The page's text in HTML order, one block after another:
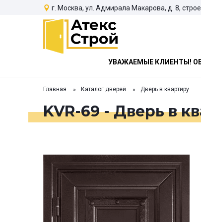
г. Москва, ул. Адмирала Макарова, д. 8,
УВАЖАЕМЫЕ КЛИЕНТЫ!
Главная Каталог дверей Дверь в квартиру
KVR-69 - Дверь в